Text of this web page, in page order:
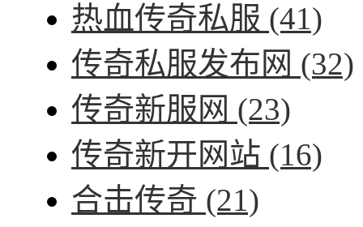
热血传奇私服 (41)
传奇私服发布网 (32)
传奇新服网 (23)
传奇新开网站 (16)
合击传奇 (21)